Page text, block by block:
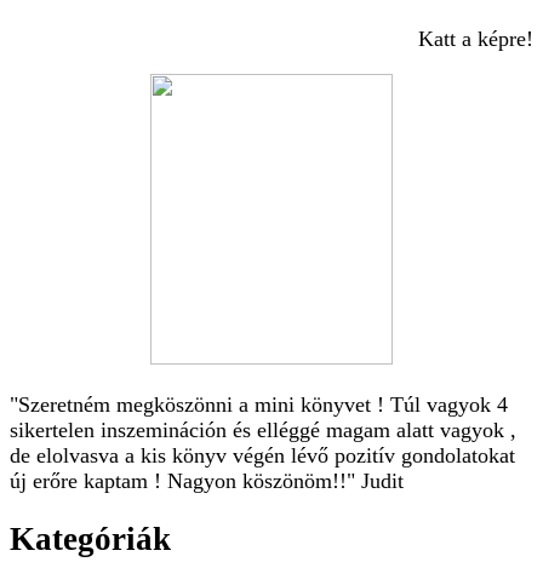
Katt a képre!
"Szeretném megköszönni a mini könyvet ! Túl vagyok 4
sikertelen inszemináción és elléggé magam alatt vagyok ,
de elolvasva a kis könyv végén lévő pozitív gondolatokat
új erőre kaptam ! Nagyon köszönöm!!" Judit
Kategóriák